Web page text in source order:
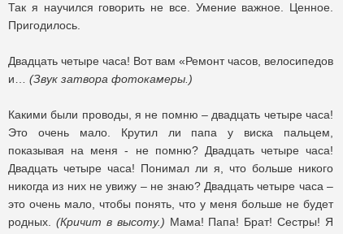
Так я научился говорить не все. Умение важное. Ценное.
Пригодилось.
Двадцать четыре часа! Вот вам «Ремонт часов, велосипедов
и… (Звук затвора фотокамеры.)
Какими были проводы, я не помню – двадцать четыре часа!
Это очень мало. Крутил ли папа у виска пальцем,
показывая на меня - не помню? Двадцать четыре часа!
Двадцать четыре часа! Понимал ли я, что больше никого
никогда из них не увижу – не знаю? Двадцать четыре часа –
это очень мало, чтобы понять, что у меня больше не будет
родных. (Кричит в высоту.) Мама! Папа! Брат! Сестры! Я